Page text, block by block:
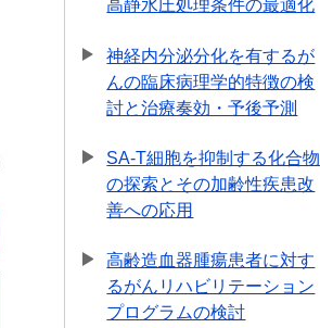
高静水圧処理条件の最適化
神経内分泌分化を有するが
んの臨床病理学的特徴の検
討と治療奏効・予後予測
SA-T細胞を抑制する化合物
の探索とその加齢性疾患改
善への応用
高齢造血器腫瘍患者に対す
るがんリハビリテーション
プログラムの検討